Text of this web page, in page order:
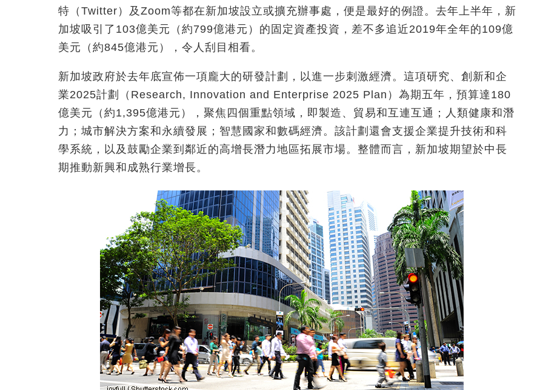
特（Twitter）及Zoom等都在新加坡設立或擴充辦事處，便是最好的例證。去年上半年，新
加坡吸引了103億美元（約799億港元）的固定資產投資，差不多追近2019年全年的109億
美元（約845億港元），令人刮目相看。
新加坡政府於去年底宣佈一項龐大的研發計劃，以進一步刺激經濟。這項研究、創新和企
業2025計劃（Research, Innovation and Enterprise 2025 Plan）為期五年，預算達180
億美元（約1,395億港元），聚焦四個重點領域，即製造、貿易和互連互通；人類健康和潛
力；城市解決方案和永續發展；智慧國家和數碼經濟。該計劃還會支援企業提升技術和科
學系統，以及鼓勵企業到鄰近的高增長潛力地區拓展市場。整體而言，新加坡期望於中長
期推動新興和成熟行業增長。